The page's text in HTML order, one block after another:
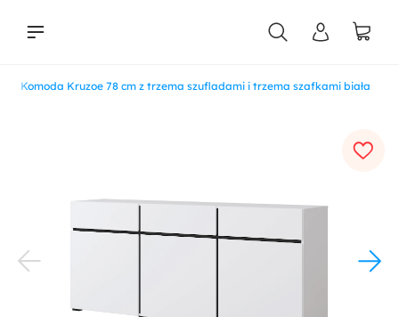
Komoda Kruzoe 78 cm z trzema szufladami i trzema szafkami biała